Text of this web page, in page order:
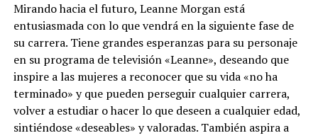
Mirando hacia el futuro, Leanne Morgan está
entusiasmada con lo que vendrá en la siguiente fase de
su carrera. Tiene grandes esperanzas para su personaje
en su programa de televisión «Leanne», deseando que
inspire a las mujeres a reconocer que su vida «no ha
terminado» y que pueden perseguir cualquier carrera,
volver a estudiar o hacer lo que deseen a cualquier edad,
sintiéndose «deseables» y valoradas. También aspira a